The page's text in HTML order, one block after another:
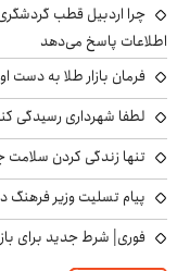
چرا اردبیل قطب
اطلاعات پاسخ می‌دهد
فرمان بازار طلا به دست
لطفا شهرداری رسیدگی
تنها زندگی کردن
پیام تسلیت وزیر
فوری| شرط جدید برای